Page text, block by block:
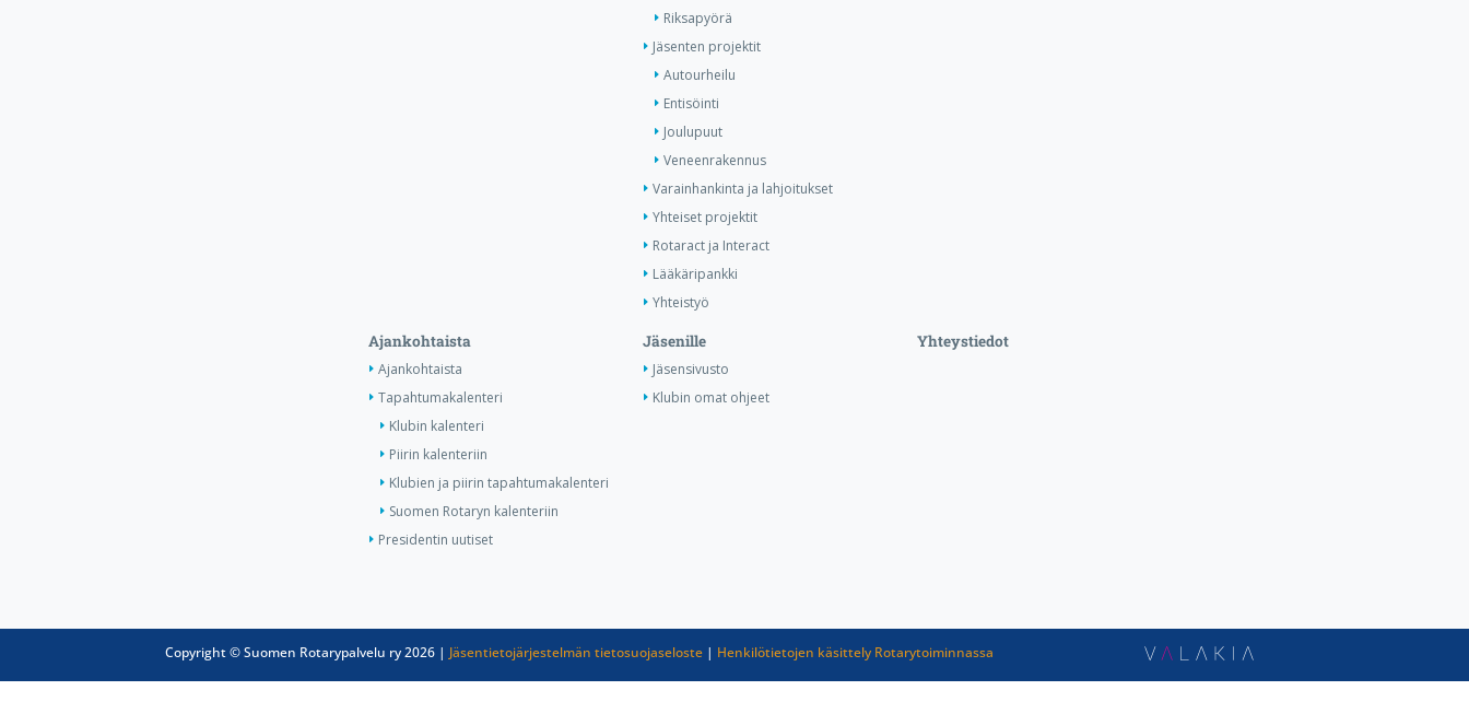
Riksapyörä
Jäsenten projektit
Autourheilu
Entisöinti
Joulupuut
Veneenrakennus
Varainhankinta ja lahjoitukset
Yhteiset projektit
Rotaract ja Interact
Lääkäripankki
Yhteistyö
Ajankohtaista
Ajankohtaista
Tapahtumakalenteri
Klubin kalenteri
Piirin kalenteriin
Klubien ja piirin tapahtumakalenteri
Suomen Rotaryn kalenteriin
Presidentin uutiset
Jäsenille
Jäsensivusto
Klubin omat ohjeet
Yhteystiedot
Copyright © Suomen Rotarypalvelu ry 2026 | Jäsentietojärjestelmän tietosuojaseloste | Henkilötietojen käsittely Rotarytoiminnassa